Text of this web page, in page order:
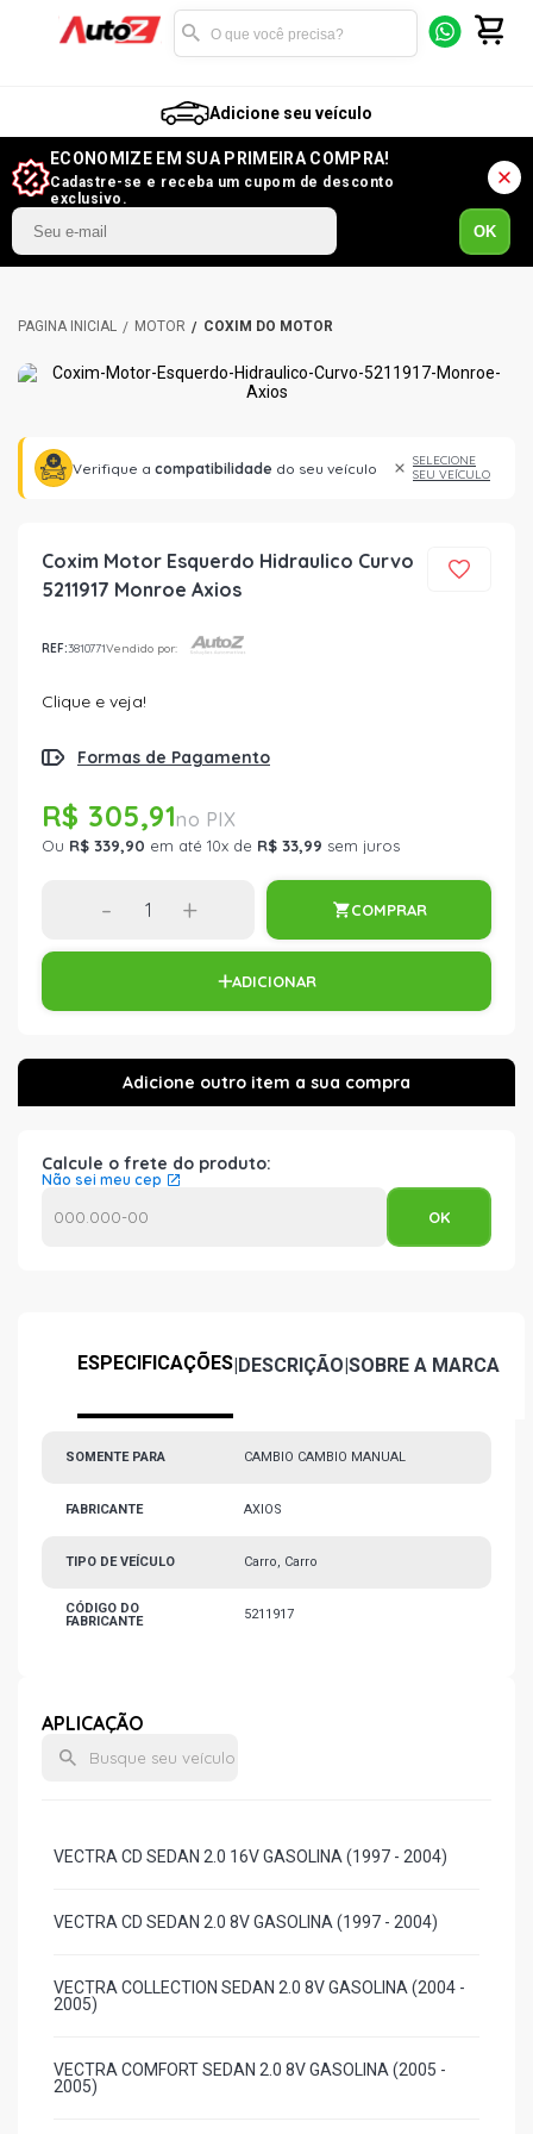
Adicione seu veículo
ECONOMIZE EM SUA PRIMEIRA COMPRA!
Cadastre-se e receba um cupom de desconto
exclusivo.
OK
MOTOR COXIM DO MOTOR
Verifique a compatibilidade do seu veículo
SELECIONE
SEU VEÍCULO
Coxim Motor Esquerdo Hidraulico Curvo
5211917 Monroe Axios
REF:3810771Vendido por:
Clique e veja!
Formas de Pagamento
R$ 305,91
Ou R$ 339,90 em até 10x de R$ 33,99 sem juros
- + COMPRAR
ADICIONAR
Calcule o frete do produto:
Não sei meu cep
ESPECIFICAÇÕES|DESCRIÇÃO|SOBRE A MARCA
SOMENTE PARA CAMBIO CAMBIO MANUAL
FABRICANTE AXIOS
TIPO DE VEÍCULO Carro, Carro
CÓDIGO DO
FABRICANTE
5211917
APLICAÇÃO
VECTRA CD SEDAN 2.0 16V GASOLINA (1997 - 2004)
VECTRA CD SEDAN 2.0 8V GASOLINA (1997 - 2004)
VECTRA COLLECTION SEDAN 2.0 8V GASOLINA (2004 -
2005)
VECTRA COMFORT SEDAN 2.0 8V GASOLINA (2005 -
2005)